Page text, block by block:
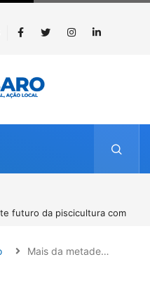
da piscicultura com
Mais da metade…